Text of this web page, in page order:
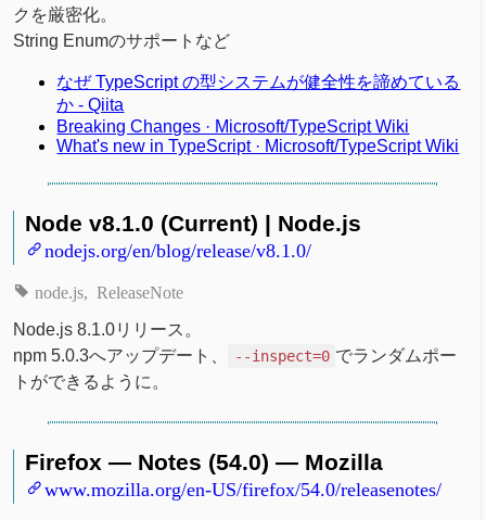
クを厳密化。
String Enumのサポートなど
なぜ TypeScript の型システムが健全性を諦めている
か - Qiita
Breaking Changes · Microsoft/TypeScript Wiki
What's new in TypeScript · Microsoft/TypeScript Wiki
Node v8.1.0 (Current) | Node.js
nodejs.org/en/blog/release/v8.1.0/
node.js ReleaseNote
Node.js 8.1.0リリース。
npm 5.0.3へアップデート、
--inspect=0 でランダムポー
トができるように。
Firefox — Notes (54.0) — Mozilla
www.mozilla.org/en-US/firefox/54.0/releasenotes/